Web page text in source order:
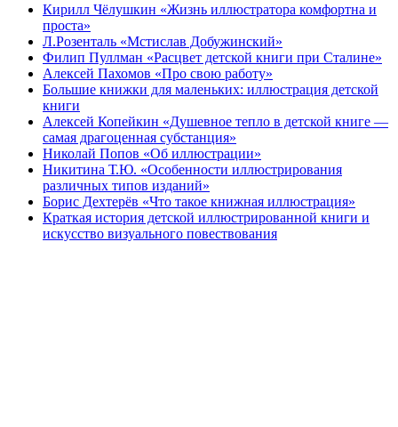
Кирилл Чёлушкин «Жизнь иллюстратора комфортна и
проста»
Л.Розенталь «Мстислав Добужинский»
Филип Пуллман «Расцвет детской книги при Сталине»
Алексей Пахомов «Про свою работу»
Большие книжки для маленьких: иллюстрация детской
книги
Алексей Копейкин «Душевное тепло в детской книге —
самая драгоценная субстанция»
Николай Попов «Об иллюстрации»
Никитина Т.Ю. «Особенности иллюстрирования
различных типов изданий»
Борис Дехтерёв «Что такое книжная иллюстрация»
Краткая история детской иллюстрированной книги и
искусство визуального повествования